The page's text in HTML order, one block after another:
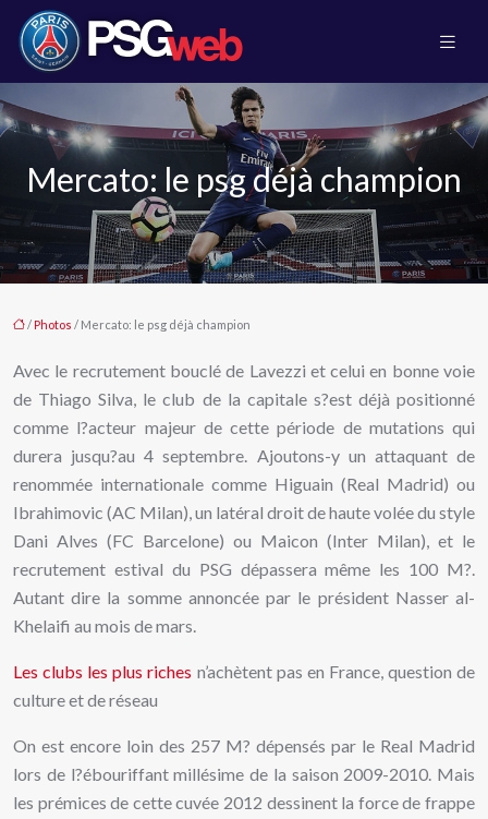
Mercato: le psg déjà champion
/Photos / Mercato: le psg déjà champion
Avec le recrutement bouclé de Lavezzi et celui en bonne voie
de Thiago Silva, le club de la capitale s?est déjà positionné
comme l?acteur majeur de cette période de mutations qui
durera jusqu?au 4 septembre. Ajoutons-y un attaquant de
renommée internationale comme Higuain (Real Madrid) ou
Ibrahimovic (AC Milan), un latéral droit de haute volée du style
Dani Alves (FC Barcelone) ou Maicon (Inter Milan), et le
recrutement estival du PSG dépassera même les 100 M?.
Autant dire la somme annoncée par le président Nasser al-
Khelaifi au mois de mars.
Les clubs les plus riches n’achètent pas en France, question de
culture et de réseau
On est encore loin des 257 M? dépensés par le Real Madrid
lors de l?ébouriffant millésime de la saison 2009-2010. Mais
les prémices de cette cuvée 2012 dessinent la force de frappe